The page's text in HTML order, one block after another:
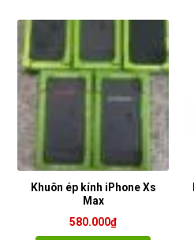
Khuôn ép kính iPhone Xs
Max
580.000₫